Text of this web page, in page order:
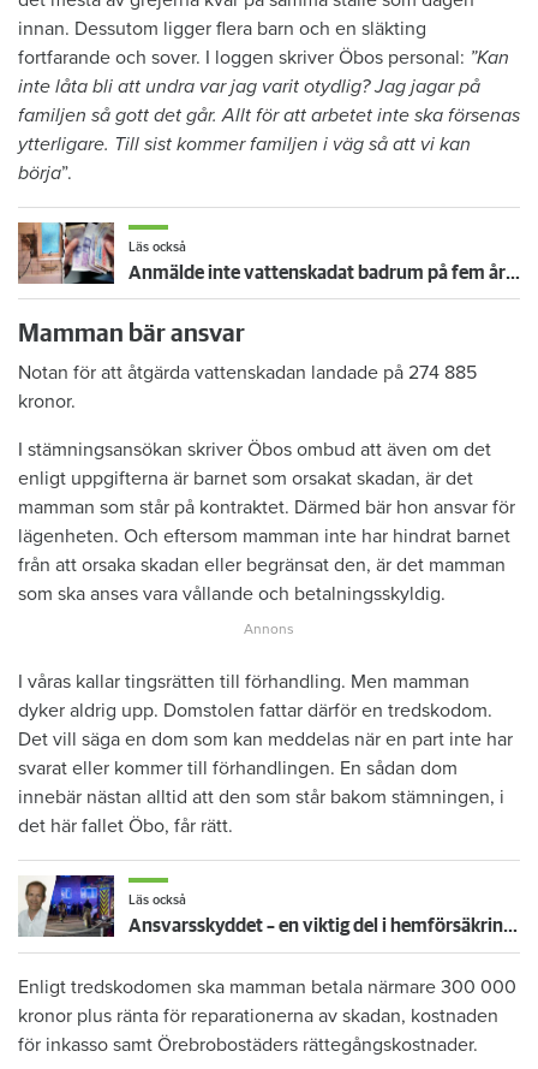
innan. Dessutom ligger flera barn och en släkting
fortfarande och sover. I loggen skriver Öbos personal: ”Kan
inte låta bli att undra var jag varit otydlig? Jag jagar på
familjen så gott det går. Allt för att arbetet inte ska försenas
ytterligare. Till sist kommer familjen i väg så att vi kan
börja”.
Läs också
Anmälde inte vattenskadat badrum på fem år – krävs på 125 000 kronor
Mamman bär ansvar
Notan för att åtgärda vattenskadan landade på 274 885
kronor.
I stämningsansökan skriver Öbos ombud att även om det
enligt uppgifterna är barnet som orsakat skadan, är det
mamman som står på kontraktet. Därmed bär hon ansvar för
lägenheten. Och eftersom mamman inte har hindrat barnet
från att orsaka skadan eller begränsat den, är det mamman
som ska anses vara vållande och betalningsskyldig.
I våras kallar tingsrätten till förhandling. Men mamman
dyker aldrig upp. Domstolen fattar därför en tredskodom.
Det vill säga en dom som kan meddelas när en part inte har
svarat eller kommer till förhandlingen. En sådan dom
innebär nästan alltid att den som står bakom stämningen, i
det här fallet Öbo, får rätt.
Läs också
Ansvarsskyddet – en viktig del i hemförsäkringen
Enligt tredskodomen ska mamman betala närmare 300 000
kronor plus ränta för reparationerna av skadan, kostnaden
för inkasso samt Örebrobostäders rättegångskostnader.